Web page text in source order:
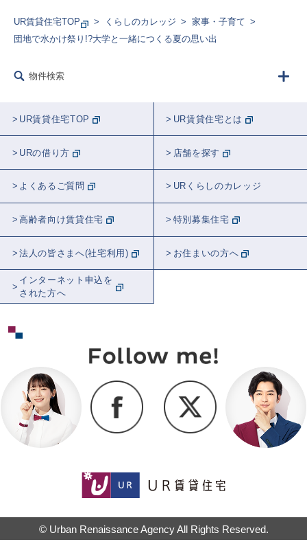
UR賃貸住宅TOP くらしのカレッジ
家事・子育て
団地で水かけ祭り!?大学と一緒につくる夏の思い出
物件検索
UR賃貸住宅TOP UR賃貸住宅とは
URの借り方 店舗を探す
よくあるご質問 URくらしのカレッジ
高齢者向け賃貸住宅 特別募集住宅
法人の皆さまへ(社宅利用) お住まいの方へ
インターネット申込を
された方へ
© Urban Renaissance Agency All Rights Reserved.